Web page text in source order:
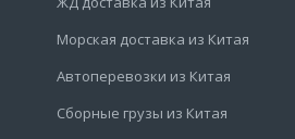
Морская доставка из Китая
Автоперевозки из Китая
Сборные грузы из Китая